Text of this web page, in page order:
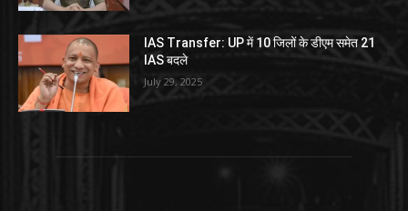
IAS Transfer: UP में 10 जिलों के डीएम समेत 21
IAS बदले
July 29, 2025